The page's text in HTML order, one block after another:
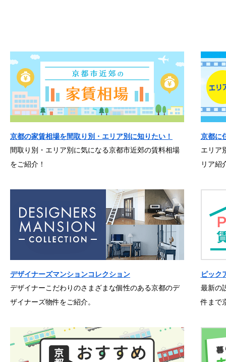
京都の家賃相場を間取り別・エリア別に知りたい！
間取り別・エリア別に気になる京都市近郊の賃料相場
をご紹介！
京都に
エリア
リア紹
デザイナーズマンションコレクション
デザイナーこだわりのさまざまな個性のある京都のデ
ザイナーズ物件をご紹介。
ピック
最新の
件まで